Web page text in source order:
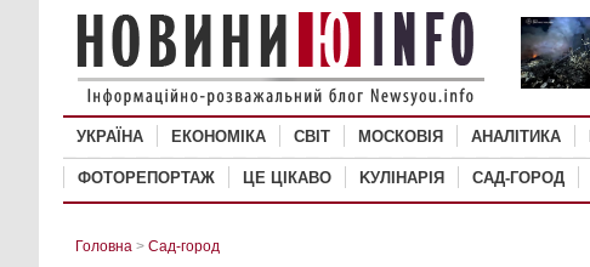
УКРАЇНА ЕКОНОМІКА СВІТ MОСКОВІЯ АНАЛІТИКА
ФОТОРЕПОРТАЖ ЦЕ ЦІКАВО KУЛІНАРІЯ САД-ГОРОД
Головна > Сад-город